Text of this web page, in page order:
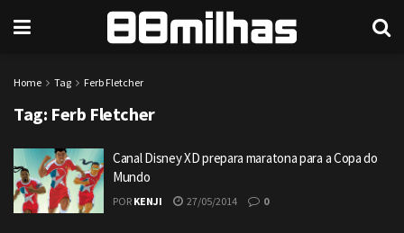
Home Tag Ferb Fletcher
Tag: Ferb Fletcher
Canal Disney XD prepara maratona para a Copa do
Mundo
POR KENJI 27/05/2014 0